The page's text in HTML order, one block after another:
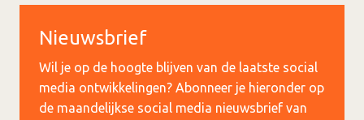
Nieuwsbrief
Wil je op de hoogte blijven van de laatste social
media ontwikkelingen? Abonneer je hieronder op
de maandelijkse social media nieuwsbrief van